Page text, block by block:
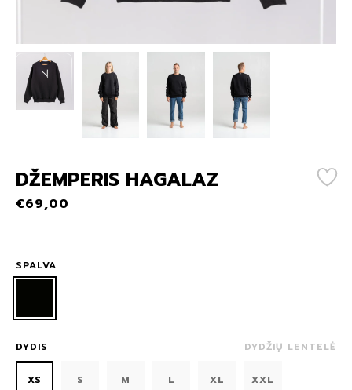
DŽEMPERIS HAGALAZ
€69,00
SPALVA
DYDIS DYDŽIŲ LENTELĖ
XS S M L XL XXL